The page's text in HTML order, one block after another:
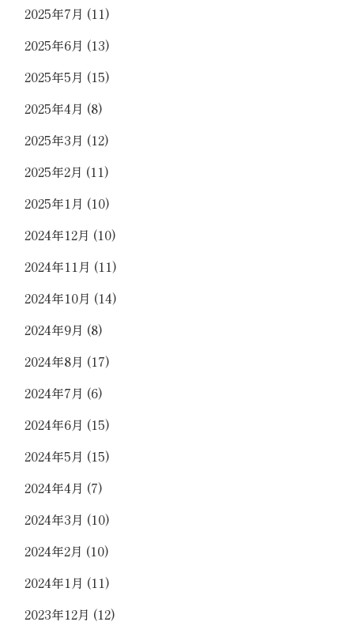
2025年7月 (11)
2025年6月 (13)
2025年5月 (15)
2025年4月 (8)
2025年3月 (12)
2025年2月 (11)
2025年1月 (10)
2024年12月 (10)
2024年11月 (11)
2024年10月 (14)
2024年9月 (8)
2024年8月 (17)
2024年7月 (6)
2024年6月 (15)
2024年5月 (15)
2024年4月 (7)
2024年3月 (10)
2024年2月 (10)
2024年1月 (11)
2023年12月 (12)